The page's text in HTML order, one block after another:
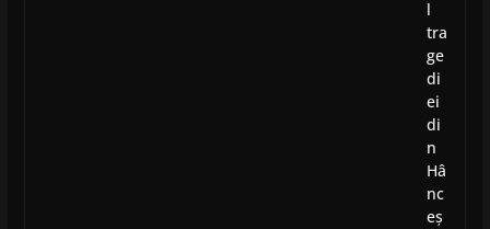
l
tra
ge
di
ei
di
n
Hâ
nc
eș